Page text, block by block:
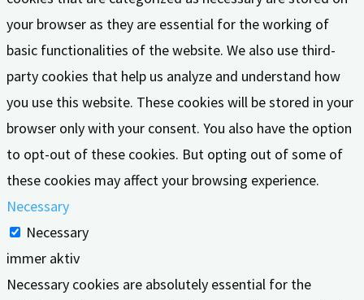
your browser as they are essential for the working of
basic functionalities of the website. We also use third-
party cookies that help us analyze and understand how
you use this website. These cookies will be stored in your
browser only with your consent. You also have the option
to opt-out of these cookies. But opting out of some of
these cookies may affect your browsing experience.
Necessary
Necessary
immer aktiv
Necessary cookies are absolutely essential for the